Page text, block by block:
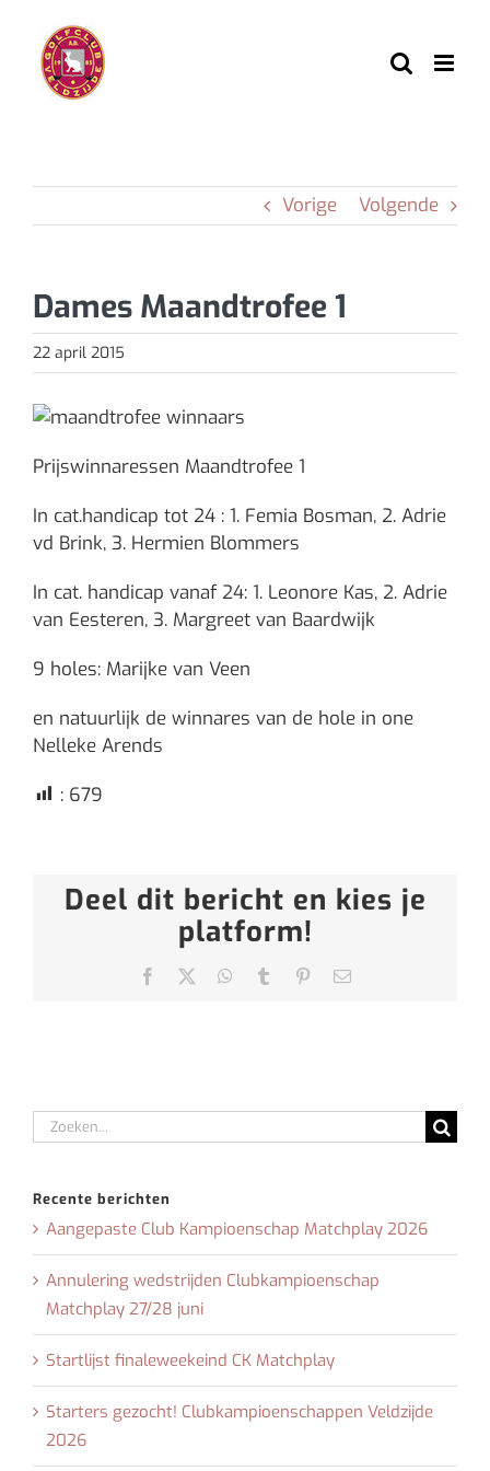
inhoud
Vorige Volgende
Dames Maandtrofee 1
22 april 2015
Prijswinnaressen Maandtrofee 1
In cat.handicap tot 24 : 1. Femia Bosman, 2. Adrie
vd Brink, 3. Hermien Blommers
In cat. handicap vanaf 24: 1. Leonore Kas, 2. Adrie
van Eesteren, 3. Margreet van Baardwijk
9 holes: Marijke van Veen
en natuurlijk de winnares van de hole in one
Nelleke Arends
: 679
Deel dit bericht en kies je
platform!
Facebook WhatsApp
Tumblr Pinterest
E-
Zoeken
naar:
Recente berichten
Aangepaste Club Kampioenschap Matchplay 2026
Annulering wedstrijden Clubkampioenschap
Matchplay 27/28 juni
Startlijst finaleweekeind CK Matchplay
Starters gezocht! Clubkampioenschappen Veldzijde
2026